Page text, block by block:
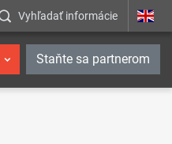
Vyhľadať informácie
Staňte sa partnerom